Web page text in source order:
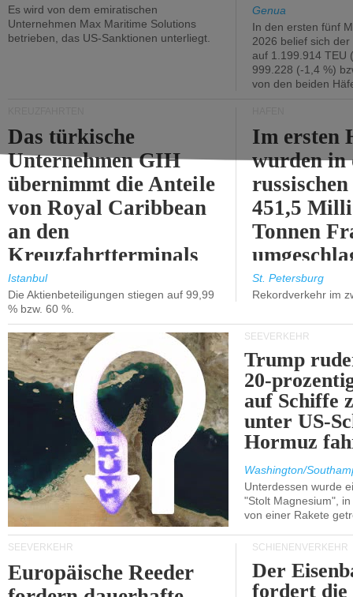
Es wird von dem emiratischen
Unternehmen Max Maritime Solutions
betrieben, das US-Sanktionen unterliegt.
Genua
In den ersten fünf
2026 belief sich
auf 1.199.914 TEU
999.228 (-1,4 %)
von den beiden
Das türkische
Unternehmen GIH
übernimmt die Anteile
von Royal Caribbean
an den
Kreuzfahrtterminals
in Kusadasi und
Lissabon.
Istanbul
Die Aktienbeteiligungen stiegen auf 99,99
% bzw. 60 %.
Im ersten
wurden in
451,5
Tonnen
%).
St. Petersburg
Rekordverkehr im
SEEVERKEHR
Trump
20-
auf Schiffe
unter US-
Hormuz
Washington/
Unterdessen wurde
"Stolt Magnesium",
von einer Rakete
SEEVERKEHR
Europäische Reeder
SCHIENENVERKEHR
Der
fordert die